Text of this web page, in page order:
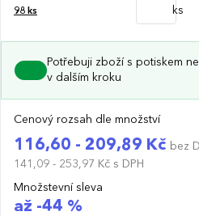
98 ks ks
Potřebuji zboží s potiskem
v dalším kroku
Cenový rozsah dle množství
116,60 - 209,89 Kč bez
141,09 - 253,97 Kč s DPH
Množstevní sleva
až -44 %